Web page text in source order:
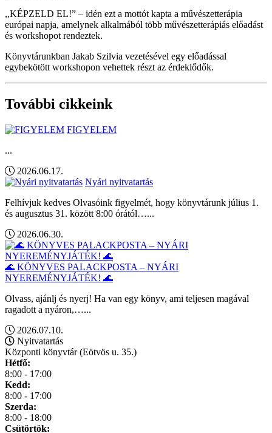
,,KÉPZELD EL!” – idén ezt a mottót kapta a művészetterápia
európai napja, amelynek alkalmából több művészetterápiás előadást
és workshopot rendeztek.
Könyvtárunkban Jakab Szilvia vezetésével egy előadással
egybekötött workshopon vehettek részt az érdeklődők.
További cikkeink
FIGYELEM
...
2026.06.17.
Nyári nyitvatartás
Felhívjuk kedves Olvasóink figyelmét, hogy könyvtárunk július 1.
és augusztus 31. között 8:00 órától…...
2026.06.30.
🌊 KÖNYVES PALACKPOSTA – NYÁRI
NYEREMÉNYJÁTÉK! 🌊
Olvass, ajánlj és nyerj! Ha van egy könyv, ami teljesen magával
ragadott a nyáron,…...
2026.07.10.
Nyitvatartás
Központi könyvtár (Eötvös u. 35.)
Hétfő:
8:00 - 17:00
Kedd:
8:00 - 17:00
Szerda:
8:00 - 18:00
Csütörtök: